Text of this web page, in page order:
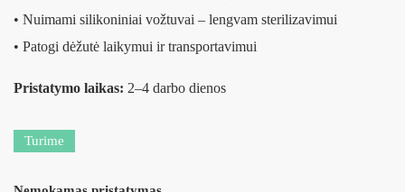
• Nuimami silikoniniai vožtuvai – lengvam sterilizavimui
• Patogi dėžutė laikymui ir transportavimui
Pristatymo laikas: 2–4 darbo dienos
Turime